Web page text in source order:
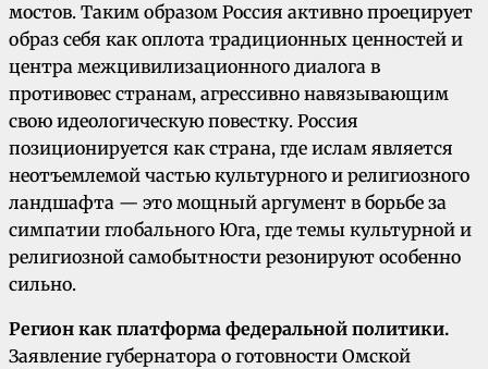
мостов. Таким образом Россия активно проецирует
образ себя как оплота традиционных ценностей и
центра межцивилизационного диалога в
противовес странам, агрессивно навязывающим
свою идеологическую повестку. Россия
позиционируется как страна, где ислам является
неотъемлемой частью культурного и религиозного
ландшафта — это мощный аргумент в борьбе за
симпатии глобального Юга, где темы культурной и
религиозной самобытности резонируют особенно
сильно.
Регион как платформа федеральной политики.
Заявление губернатора о готовности Омской